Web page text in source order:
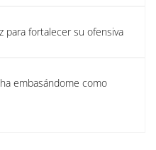
para fortalecer su ofensiva
embasándome como